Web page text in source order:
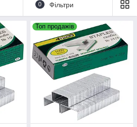
0 Фільтри
Топ продажів